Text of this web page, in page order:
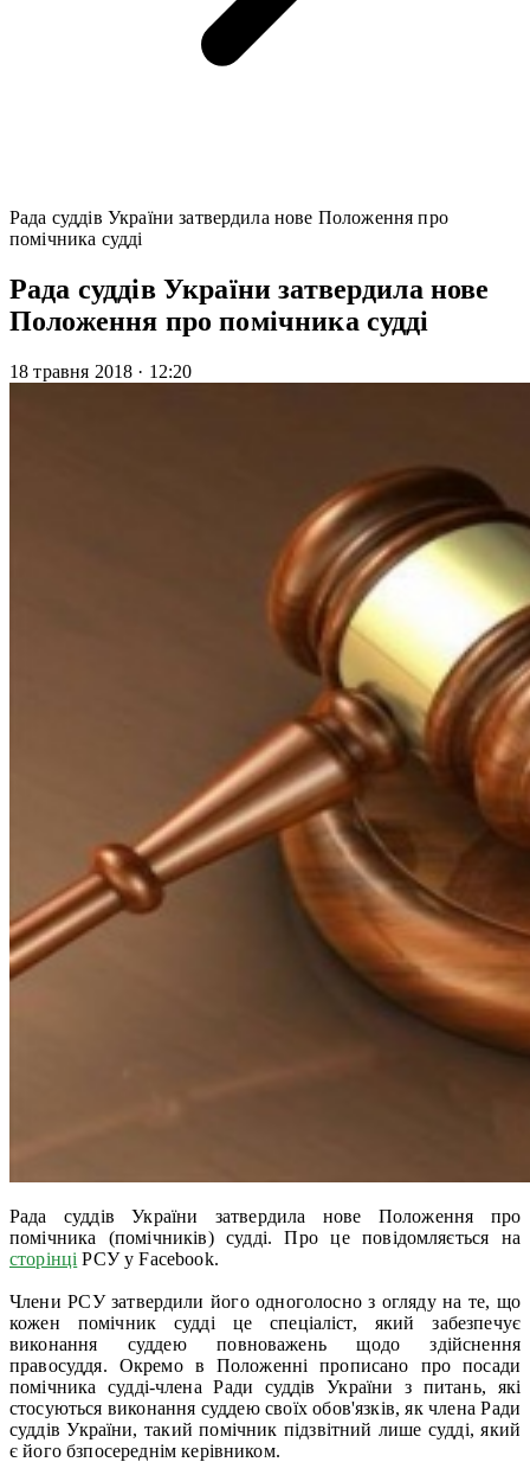
Рада суддів України затвердила нове Положення про
помічника судді
Рада суддів України затвердила нове
Положення про помічника судді
18 травня 2018 · 12:20
Рада суддів України затвердила нове Положення про
помічника (помічників) судді. Про це повідомляється на
сторінці РСУ у Facebook.
Члени РСУ затвердили його одноголосно з огляду на те, що
кожен помічник судді це спеціаліст, який забезпечує
виконання суддею повноважень щодо здійснення
правосуддя. Окремо в Положенні прописано про посади
помічника судді-члена Ради суддів України з питань, які
стосуються виконання суддею своїх обов'язків, як члена Ради
суддів України, такий помічник підзвітний лише судді, який
є його бзпосереднім керівником.